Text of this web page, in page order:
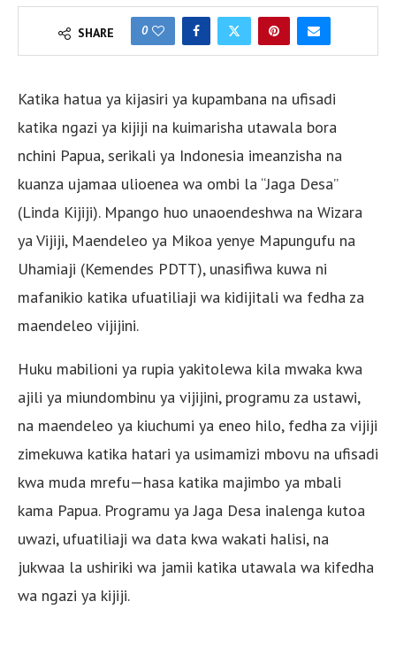
SHARE 0
Katika hatua ya kijasiri ya kupambana na ufisadi
katika ngazi ya kijiji na kuimarisha utawala bora
nchini Papua, serikali ya Indonesia imeanzisha na
kuanza ujamaa ulioenea wa ombi la “Jaga Desa”
(Linda Kijiji). Mpango huo unaoendeshwa na Wizara
ya Vijiji, Maendeleo ya Mikoa yenye Mapungufu na
Uhamiaji (Kemendes PDTT), unasifiwa kuwa ni
mafanikio katika ufuatiliaji wa kidijitali wa fedha za
maendeleo vijijini.
Huku mabilioni ya rupia yakitolewa kila mwaka kwa
ajili ya miundombinu ya vijijini, programu za ustawi,
na maendeleo ya kiuchumi ya eneo hilo, fedha za vijiji
zimekuwa katika hatari ya usimamizi mbovu na ufisadi
kwa muda mrefu—hasa katika majimbo ya mbali
kama Papua. Programu ya Jaga Desa inalenga kutoa
uwazi, ufuatiliaji wa data kwa wakati halisi, na
jukwaa la ushiriki wa jamii katika utawala wa kifedha
wa ngazi ya kijiji.